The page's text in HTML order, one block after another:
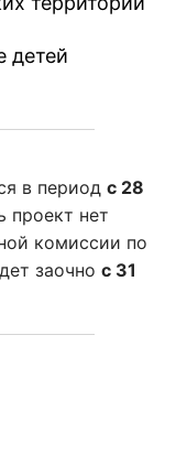
детей
в период с 28
проект нет
комиссии по
заочно с 31